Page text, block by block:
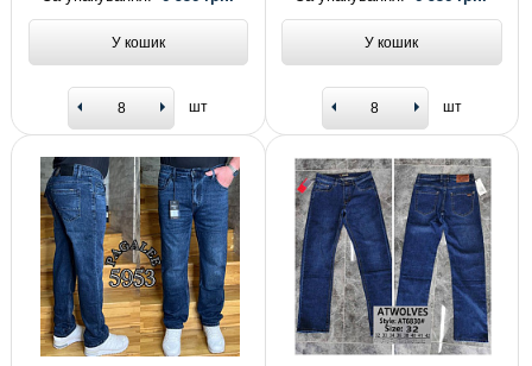
У кошик
шт
У кошик
шт